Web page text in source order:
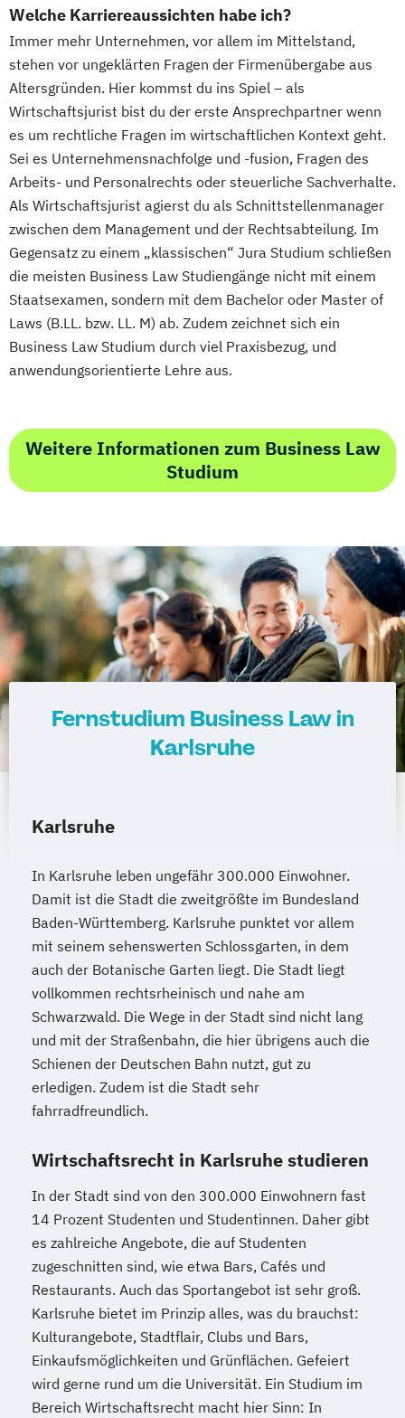
Welche Karriereaussichten habe ich?
Immer mehr Unternehmen, vor allem im Mittelstand,
stehen vor ungeklärten Fragen der Firmenübergabe aus
Altersgründen. Hier kommst du ins Spiel – als
Wirtschaftsjurist bist du der erste Ansprechpartner wenn
es um rechtliche Fragen im wirtschaftlichen Kontext geht.
Sei es Unternehmensnachfolge und -fusion, Fragen des
Arbeits- und Personalrechts oder steuerliche Sachverhalte.
Als Wirtschaftsjurist agierst du als Schnittstellenmanager
zwischen dem Management und der Rechtsabteilung. Im
Gegensatz zu einem „klassischen“ Jura Studium schließen
die meisten Business Law Studiengänge nicht mit einem
Staatsexamen, sondern mit dem Bachelor oder Master of
Laws (B.LL. bzw. LL. M) ab. Zudem zeichnet sich ein
Business Law Studium durch viel Praxisbezug, und
anwendungsorientierte Lehre aus.
Weitere Informationen zum Business Law
Studium
Fernstudium Business Law in
Karlsruhe
Karlsruhe
In Karlsruhe leben ungefähr 300.000 Einwohner.
Damit ist die Stadt die zweitgrößte im Bundesland
Baden-Württemberg. Karlsruhe punktet vor allem
mit seinem sehenswerten Schlossgarten, in dem
auch der Botanische Garten liegt. Die Stadt liegt
vollkommen rechtsrheinisch und nahe am
Schwarzwald. Die Wege in der Stadt sind nicht lang
und mit der Straßenbahn, die hier übrigens auch die
Schienen der Deutschen Bahn nutzt, gut zu
erledigen. Zudem ist die Stadt sehr
fahrradfreundlich.
Wirtschaftsrecht in Karlsruhe studieren
In der Stadt sind von den 300.000 Einwohnern fast
14 Prozent Studenten und Studentinnen. Daher gibt
es zahlreiche Angebote, die auf Studenten
zugeschnitten sind, wie etwa Bars, Cafés und
Restaurants. Auch das Sportangebot ist sehr groß.
Karlsruhe bietet im Prinzip alles, was du brauchst:
Kulturangebote, Stadtflair, Clubs und Bars,
Einkaufsmöglichkeiten und Grünflächen. Gefeiert
wird gerne rund um die Universität. Ein Studium im
Bereich Wirtschaftsrecht macht hier Sinn: In